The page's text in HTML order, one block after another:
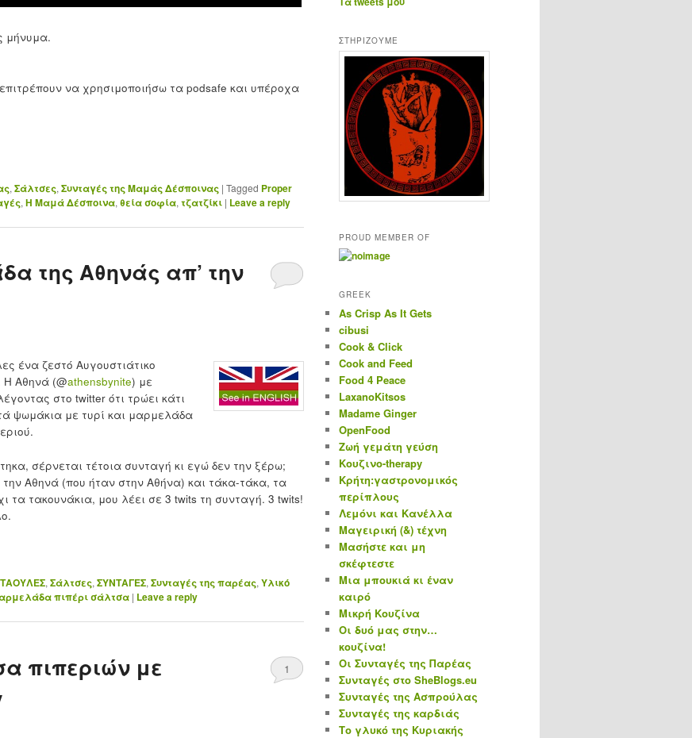
μήνυμα.
να χρησιμοποιήσω τα podsafe και υπέροχα
, Σάλτσες, Συνταγές της Μαμάς Δέσποινας | Tagged Proper
, Η Μαμά Δέσποινα, θεία σοφία, τζατζίκι | Leave a reply
της Αθηνάς απ’ την
ένα ζεστό Αυγουστιάτικο
Αθηνά (@athensbynite) με
στο twitter ότι τρώει κάτι
ψωμάκια με τυρί και μαρμελάδα
σέρνεται τέτοια συνταγή κι εγώ δεν την ξέρω;
Αθηνά (που ήταν στην Αθήνα) και τάκα-τάκα, τα
τα τακουνάκια, μου λέει σε 3 twits τη συνταγή. 3 twits!
, Σάλτσες, ΣΥΝΤΑΓΕΣ, Συνταγές της παρέας, Υλικό
πιπέρι σάλτσα | Leave a reply
πιπεριών με
1
ΣΤΗΡΊΖΟΥΜΕ
PROUD MEMBER OF
GREEK
As Crisp As It Gets
cibusi
Cook & Click
Cook and Feed
Food 4 Peace
LaxanoKitsos
Madame Ginger
OpenFood
Ζωή γεμάτη γεύση
Κουζινο-therapy
Κρήτη:γαστρονομικός
περίπλους
Λεμόνι και Κανέλλα
Μαγειρική (&) τέχνη
Μασήστε και μη
σκέφτεστε
Μια μπουκιά κι έναν
καιρό
Μικρή Κουζίνα
Οι δυό μας στην…
κουζίνα!
Οι Συνταγές της Παρέας
Συνταγές στο SheBlogs.eu
Συνταγές της Ασπρούλας
Συνταγές της καρδιάς
Το γλυκό της Κυριακής